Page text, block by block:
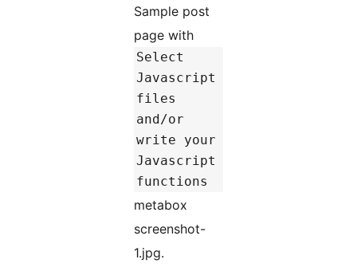
Sample post
page with
Select
Javascript
files
and/or
write your
Javascript
functions
metabox
screenshot-
1.jpg.